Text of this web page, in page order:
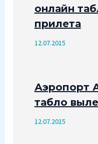
онлайн
прилета
12.07.2015
Аэропорт
табло
12.07.2015